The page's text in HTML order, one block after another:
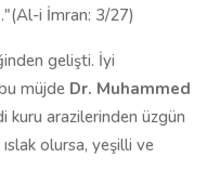
."(Al-i İmran: 3/27)
gelişti. İyi
müjde Dr. Muhammed
kuru arazilerinden üzgün
olursa, yeşilli ve